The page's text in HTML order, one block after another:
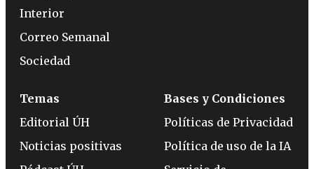
Interior
Correo Semanal
Sociedad
Temas
Editorial ÚH
Noticias positivas
Bases y Condiciones
Políticas de Privacidad
Política de uso de la IA